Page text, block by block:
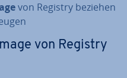
von Registry beziehen
von Registry